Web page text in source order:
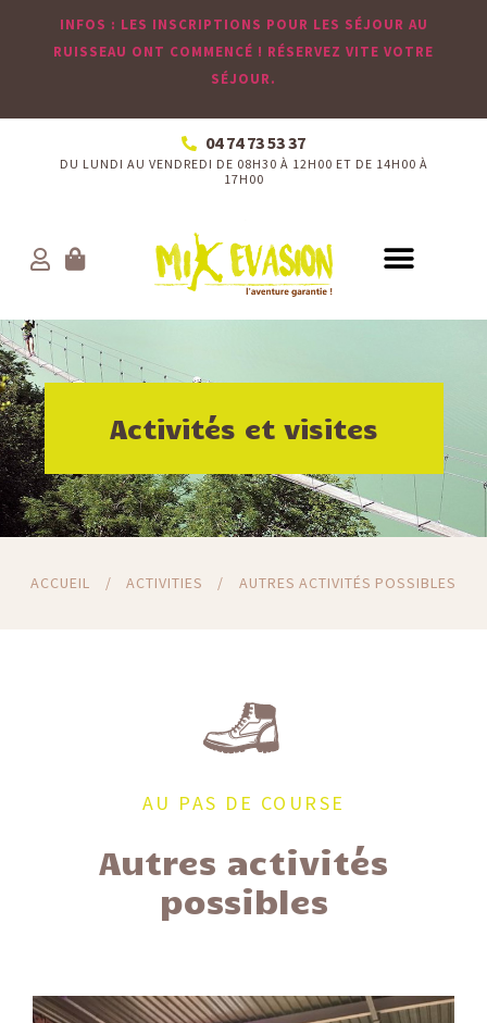
INFOS : LES INSCRIPTIONS POUR LES SÉJOUR AU
RUISSEAU ONT COMMENCÉ ! RÉSERVEZ VITE VOTRE
SÉJOUR.
04 74 73 53 37
DU LUNDI AU VENDREDI DE 08H30 À 12H00 ET DE 14H00 À
17H00
Activités et visites
ACCUEIL / ACTIVITIES / AUTRES ACTIVITÉS POSSIBLES
AU PAS DE COURSE
Autres activités
possibles